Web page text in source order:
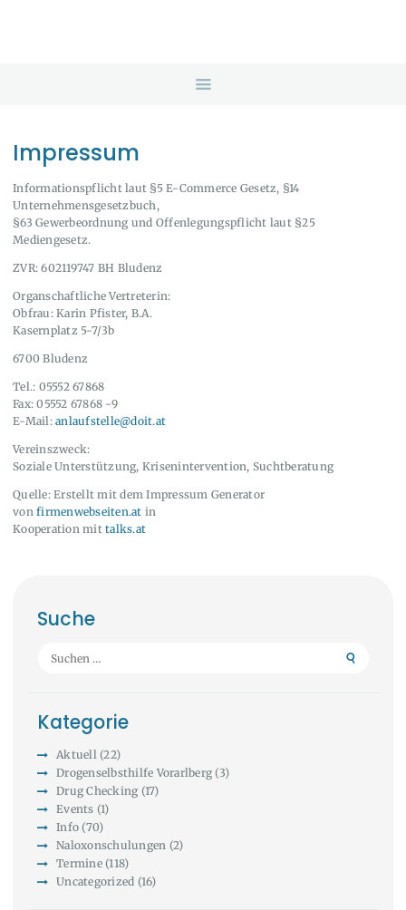
NEWS
KONTAKTDATEN
ONLINEBERATUNG
Impressum
Informationspflicht laut §5 E-Commerce Gesetz, §14
Unternehmensgesetzbuch,
§63 Gewerbeordnung und Offenlegungspflicht laut §25
Mediengesetz.
ZVR: 602119747 BH Bludenz
Organschaftliche Vertreterin:
Obfrau: Karin Pfister, B.A.
Kasernplatz 5-7/3b
6700 Bludenz
Tel.: 05552 67868
Fax: 05552 67868 -9
E-Mail: anlaufstelle@doit.at
Vereinszweck:
Soziale Unterstützung, Krisenintervention, Suchtberatung
Quelle: Erstellt mit dem Impressum Generator
von firmenwebseiten.at in
Kooperation mit talks.at
Suche
Suchen
Kategorie
Aktuell (22)
Drogenselbsthilfe Vorarlberg (3)
Drug Checking (17)
Events (1)
Info (70)
Naloxonschulungen (2)
Termine(118)
Uncategorized (16)